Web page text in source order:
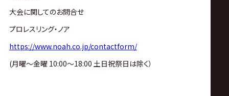
大会に関してのお問合せ
プロレスリング・ノア
https://www.noah.co.jp/contactform/
(月曜〜金曜 10:00〜18:00 土日祝祭日は除く）